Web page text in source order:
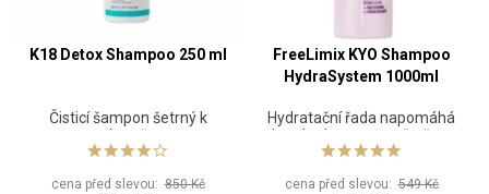
K18 Detox Shampoo 250 ml
Čisticí šampon šetrný k
barvě
cena před slevou:850 Kč
FreeLimix KYO Shampoo
HydraSystem 1000ml
Hydratační řada napomáhá
vlasy hydratovat a ošetřovat
cena před slevou:549 Kč